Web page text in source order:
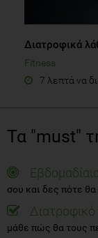
Διατροφικά
Fitness
7 λεπτά να
Τα "must"
σου και δες πότε θα
Διατροφικό
μάθε πώς θα τους